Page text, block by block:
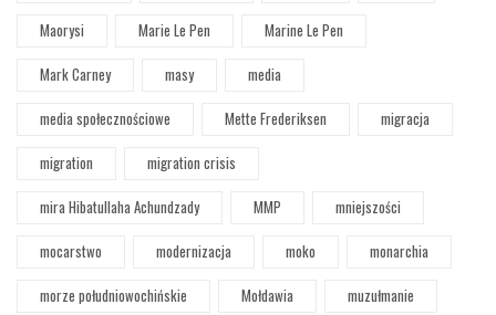
Maorysi
Marie Le Pen
Marine Le Pen
Mark Carney
masy
media
media społecznościowe
Mette Frederiksen
migracja
migration
migration crisis
mira Hibatullaha Achundzady
MMP
mniejszości
mocarstwo
modernizacja moko
monarchia
morze południowochińskie
Mołdawia
muzułmanie